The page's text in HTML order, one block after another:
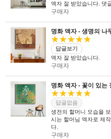
액자 잘 받았습니다. 댓
구매자
명화 액자 - 생명의 나
★★★★★
답글보기
액자 잘 받았습니다.
구매자
명화 액자 - 꽃이 있는
★★★★★
답글없음
생전의 할머니 모습을
시는 할머님 액자로 제
다.
구매자